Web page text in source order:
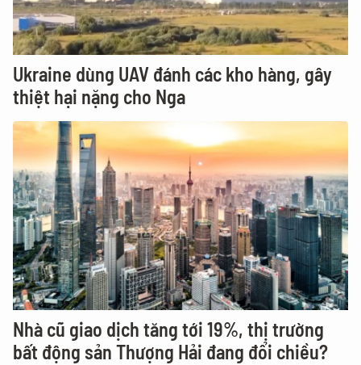
Ukraine dùng UAV đánh các kho hàng, gây
thiệt hại nặng cho Nga
Nhà cũ giao dịch tăng tới 19%, thị trường
bất động sản Thượng Hải đang đổi chiều?